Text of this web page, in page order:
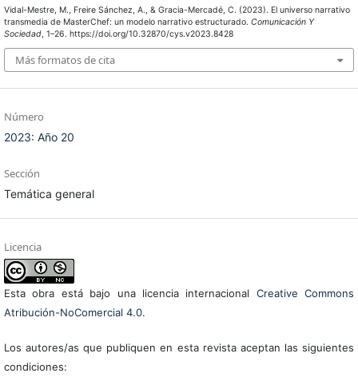
Vidal-Mestre, M., Freire Sánchez, A., & Gracia-Mercadé, C. (2023). El universo narrativo
transmedia de MasterChef: un modelo narrativo estructurado. Comunicación Y
Sociedad, 1–26. https://doi.org/10.32870/cys.v2023.8428
Más formatos de cita
Número
2023: Año 20
Sección
Temática general
Licencia
Esta obra está bajo una licencia internacional Creative Commons
Atribución-NoComercial 4.0.
Los autores/as que publiquen en esta revista aceptan las siguientes
condiciones: